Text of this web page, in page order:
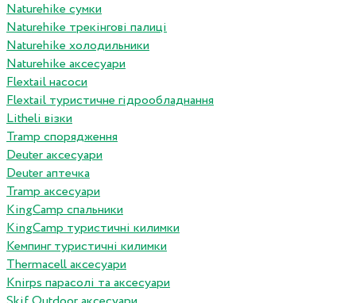
Naturehike сумки
Naturehike трекінгові палиці
Naturehike холодильники
Naturehike аксесуари
Flextail насоси
Flextail туристичне гідрообладнання
Litheli візки
Tramp спорядження
Deuter аксесуари
Deuter аптечка
Tramp аксесуари
KingCamp спальники
KingCamp туристичні килимки
Кемпинг туристичні килимки
Thermacell аксесуари
Knirps парасолі та аксесуари